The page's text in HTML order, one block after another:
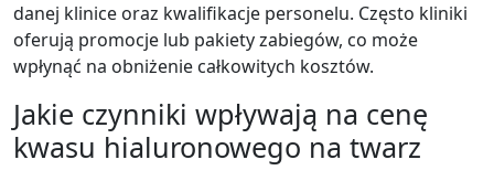
danej klinice oraz kwalifikacje personelu. Często kliniki
oferują promocje lub pakiety zabiegów, co może
wpłynąć na obniżenie całkowitych kosztów.
Jakie czynniki wpływają na cenę
kwasu hialuronowego na twarz